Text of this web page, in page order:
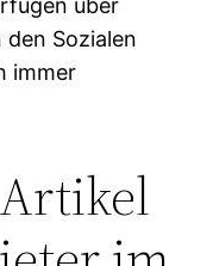
über
Sozialen
immer